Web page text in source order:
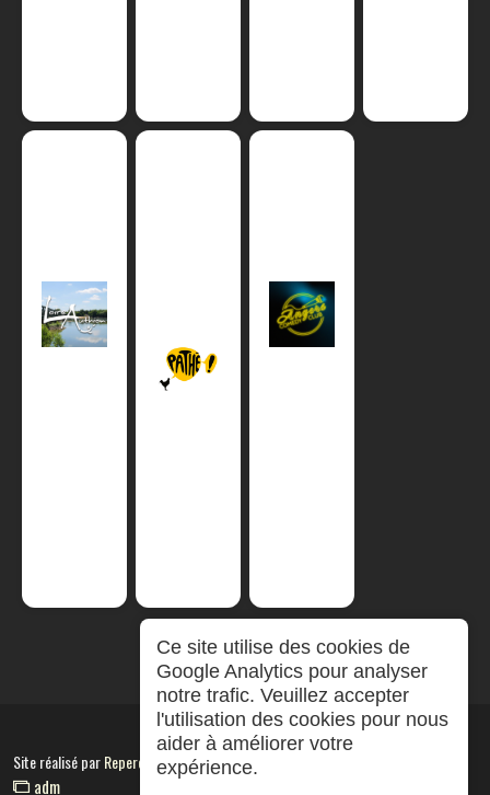
Site réalisé parRepereCom
adm
Ce site utilise des cookies de
Google Analytics pour analyser
notre trafic. Veuillez accepter
l'utilisation des cookies pour nous
aider à améliorer votre
expérience.